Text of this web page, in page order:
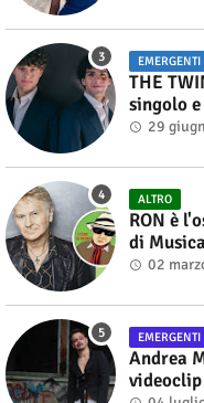
EMERGENTI
THE
singolo
29
ALTRO
RON è
di
Alberto
02
EMERGENTI
Andrea